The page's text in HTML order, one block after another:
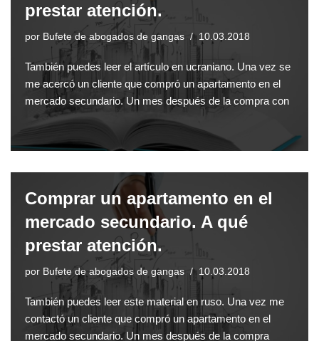
prestar atención.
por Bufete de abogados de gangas 10.03.2018
También puedes leer el artículo en ucraniano. Una vez se
me acercó un cliente que compró un apartamento en el
mercado secundario. Un mes después de la compra con
Comprar un apartamento en el
mercado secundario. A qué
prestar atención.
por Bufete de abogados de gangas 10.03.2018
También puedes leer este material en ruso. Una vez me
contactó un cliente que compró un apartamento en el
mercado secundario. Un mes después de la compra